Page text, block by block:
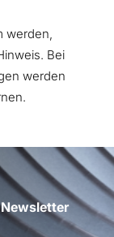
werden,
Bei
werden